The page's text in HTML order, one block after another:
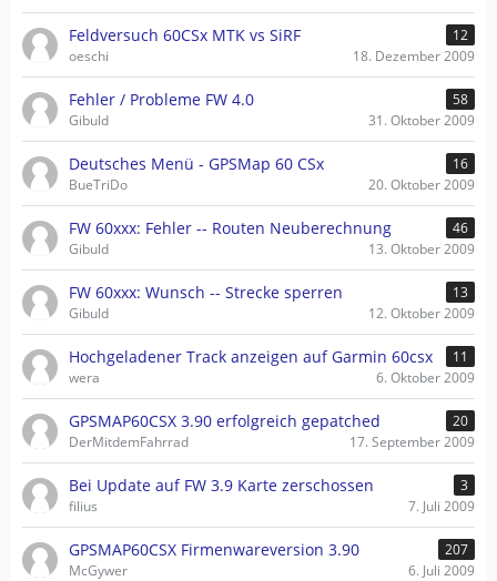
Feldversuch 60CSx MTK vs SiRF
12
oeschi
18. Dezember 2009
Fehler / Probleme FW 4.0
58
Gibuld
31. Oktober 2009
Deutsches Menü - GPSMap 60 CSx
16
BueTriDo
20. Oktober 2009
FW 60xxx: Fehler -- Routen Neuberechnung
46
Gibuld
13. Oktober 2009
FW 60xxx: Wunsch -- Strecke sperren
13
Gibuld
12. Oktober 2009
Hochgeladener Track anzeigen auf Garmin 60csx
11
wera
6. Oktober 2009
GPSMAP60CSX 3.90 erfolgreich gepatched
20
DerMitdemFahrrad
17. September 2009
Bei Update auf FW 3.9 Karte zerschossen
3
filius
7. Juli 2009
GPSMAP60CSX Firmenwareversion 3.90
207
McGywer
6. Juli 2009